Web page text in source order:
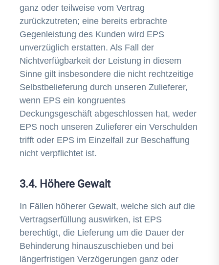
ganz oder teilweise vom Vertrag
zurückzutreten; eine bereits erbrachte
Gegenleistung des Kunden wird EPS
unverzüglich erstatten. Als Fall der
Nichtverfügbarkeit der Leistung in diesem
Sinne gilt insbesondere die nicht rechtzeitige
Selbstbelieferung durch unseren Zulieferer,
wenn EPS ein kongruentes
Deckungsgeschäft abgeschlossen hat, weder
EPS noch unseren Zulieferer ein Verschulden
trifft oder EPS im Einzelfall zur Beschaffung
nicht verpflichtet ist.
3.4. Höhere Gewalt
In Fällen höherer Gewalt, welche sich auf die
Vertragserfüllung auswirken, ist EPS
berechtigt, die Lieferung um die Dauer der
Behinderung hinauszuschieben und bei
längerfristigen Verzögerungen ganz oder